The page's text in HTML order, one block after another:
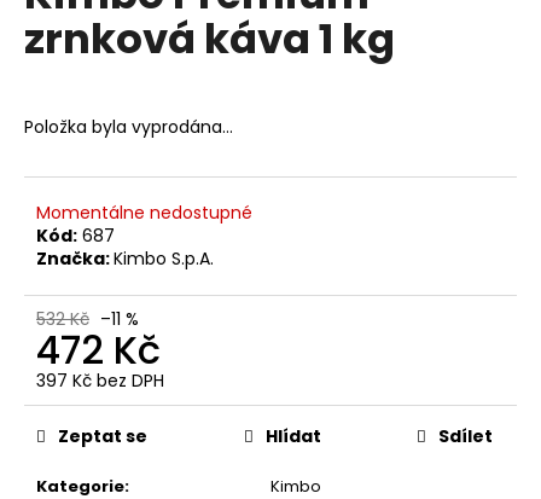
z
zrnková káva 1 kg
Položka byla vyprodána…
Momentálne nedostupné
Kód: 687
Značka:Kimbo S.p.A.
532 Kč –11 %
472 Kč
397 Kč bez DPH
Měrná
cena:
Kategorie:
Kimbo
Zeptat se Hlídat Sdílet
u
j
e
LAVAZZA
QUALITA
ROSSA,
ZRNKOVÁ
1
KG
472
Kč
Původně:
544
Kč